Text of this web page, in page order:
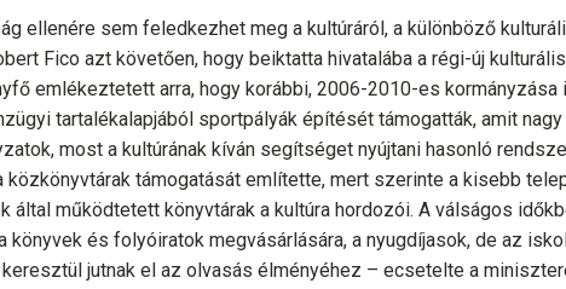
ellenére sem feledkezhet meg a kultúráról, a különböző
Fico azt követően, hogy beiktatta hivatalába a régi-új
emlékeztetett arra, hogy korábbi, 2006-2010-es kormányzása
tartalékalapjából sportpályák építését támogatták, amit
most a kultúrának kíván segítséget nyújtani hasonló
közkönyvtárak támogatását említette, mert szerinte a kisebb
által működtetett könyvtárak a kultúra hordozói. A válságos
könyvek és folyóiratok megvásárlására, a nyugdíjasok, de az
jutnak el az olvasás élményéhez – ecsetelte a